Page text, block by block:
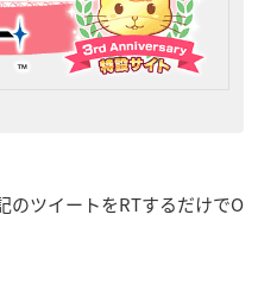
ツイートをRTするだけでO